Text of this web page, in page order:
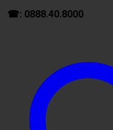
☎: 0888.40.8000